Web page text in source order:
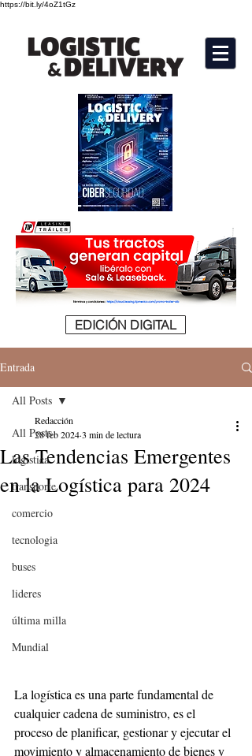
https://bit.ly/4oZ1tGz
EDICIÓN DIGITAL
Entrada
All Posts
logistica
transporte
comercio
tecnologia
buses
lideres
última milla
Mundial
All Posts
Las Tendencias Emergentes
en la Logística para 2024
Redacción
28 feb 20243 min de lectura
La logística es una parte fundamental de
cualquier cadena de suministro, es el
proceso de planificar, gestionar y ejecutar el
movimiento y almacenamiento de bienes y